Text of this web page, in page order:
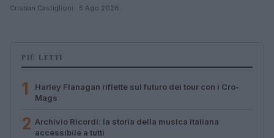
Cristian Castiglioni · 5 Ago 2026
PIÙ LETTI
1
Harley Flanagan riflette sul futuro dei tour con i Cro-
Mags
2 Archivio Ricordi: la storia della musica italiana
accessibile a tutti